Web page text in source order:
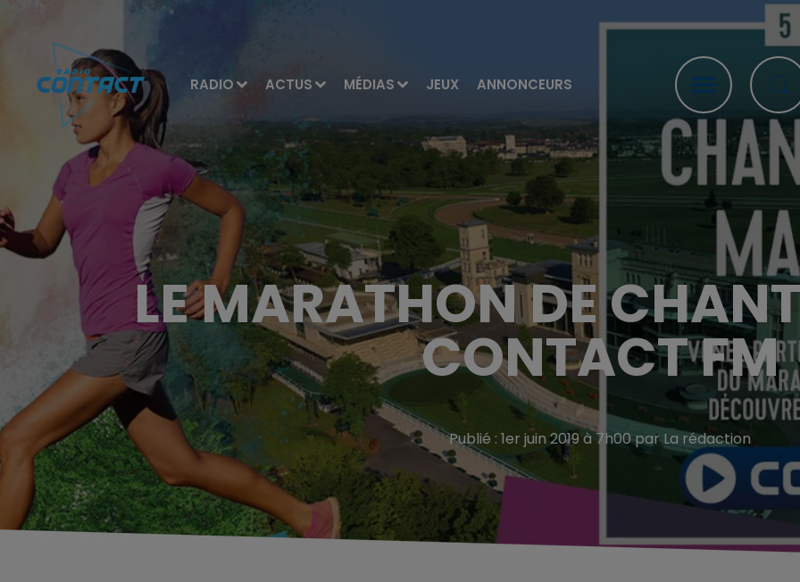
RADIO ACTUS MÉDIAS JEUX ANNONCEURS
LE MARATHON DE
CONTACT FM
Publié : 1er juin 2019 à 7h00 par La rédaction